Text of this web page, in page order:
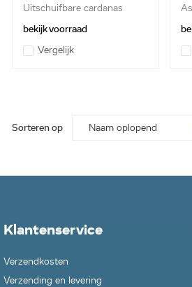
Uitschuifbare cardanas
bekijk voorraad
Vergelijk
Sorteren op
Klantenservice
Verzendkosten
Verzending en levering